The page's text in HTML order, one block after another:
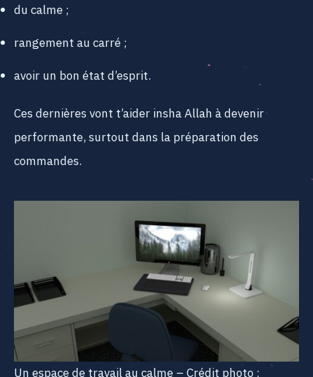
du calme ;
rangement au carré ;
avoir un bon état d’esprit.
Ces dernières vont t’aider insha Allah à devenir
performante, surtout dans la préparation des
commandes.